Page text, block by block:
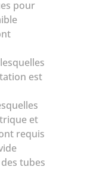
pour
est
et
requis
tubes